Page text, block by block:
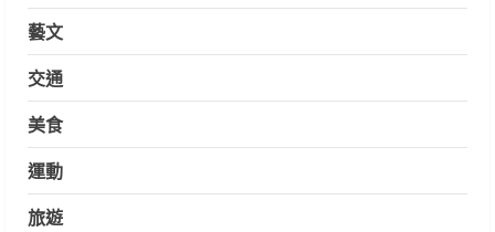
藝文
交通
美食
運動
旅遊